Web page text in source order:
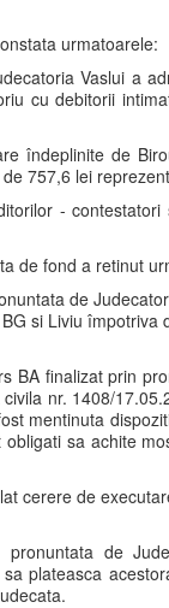
urmatoarele:
Vaslui a
cu debitorii
îndeplinite de
757,6 lei
-
de fond a retinut
de
si Liviu
BA finalizat prin
nr. 1408/
mentinuta
sa achite
cerere de
de
plateasca